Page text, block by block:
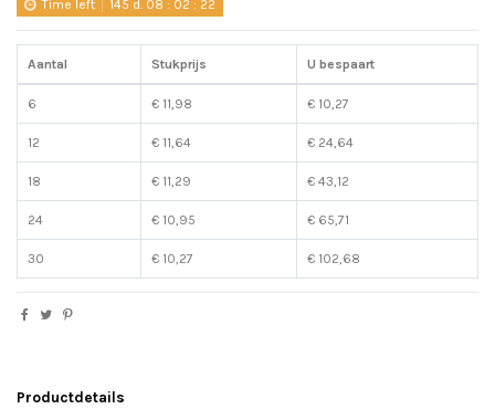
Time left 145 d. 08 : 02 : 22
Aantal Stukprijs U bespaart
6 € 11,98 € 10,27
12 € 11,64 € 24,64
18 € 11,29 € 43,12
24 € 10,95 € 65,71
30 € 10,27 € 102,68
Productdetails